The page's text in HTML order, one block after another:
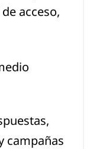
acceso,
campañas